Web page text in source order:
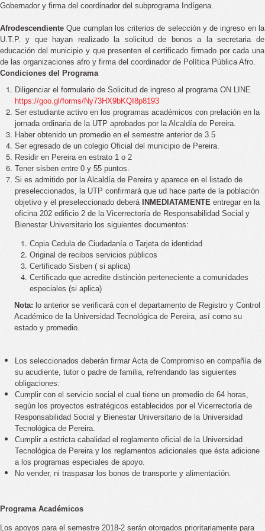
Gobernador y firma del coordinador del subprograma Indígena.
AfrodescendienteQue cumplan los criterios de selección y de ingreso en la
U.T.P. y que hayan realizado la solicitud de bonos a la secretaria de
educación del municipio y que presenten el certificado firmado por cada una
de las organizaciones afro y firma del coordinador de Política Pública Afro.
Condiciones del Programa
Diligenciar el formulario de Solicitud de ingreso al programa ON LINE
https://goo.gl/forms/Ny73HX9bKQI8p8193
Ser estudiante activo en los programas académicos con prelación en la
jornada ordinaria de la UTP aprobados por la Alcaldía de Pereira.
Haber obtenido un promedio en el semestre anterior de 3.5
Ser egresado de un colegio Oficial del municipio de Pereira.
Residir en Pereira en estrato 1 o 2
Tener sisben entre 0 y 55 puntos.
Si es admitido por la Alcaldía de Pereira y aparece en el listado de
preseleccionados, la UTP confirmará que ud hace parte de la población
objetivo y el preseleccionado deberá
INMEDIATAMENTE entregar en la
oficina 202 edificio 2 de la Vicerrectoría de Responsabilidad Social y
Bienestar Universitario los siguientes documentos:
Copia Cedula de Ciudadanía o Tarjeta de identidad
Original de recibos servicios públicos
Certificado Sisben ( si aplica)
Certificado que acredite distinción perteneciente a comunidades
especiales (si aplica)
Nota: lo anterior se verificará con el departamento de Registro y Control
Académico de la Universidad Tecnológica de Pereira, así como su
estado y promedio.
Los seleccionados deberán firmar Acta de Compromiso en compañía de
su acudiente, tutor o padre de familia, refrendando las siguientes
obligaciones:
Cumplir con el servicio social el cual tiene un promedio de 64 horas,
según los proyectos estratégicos establecidos por el Vicerrectoría de
Responsabilidad Social y Bienestar Universitario de la Universidad
Tecnológica de Pereira.
Cumplir a estricta cabalidad el reglamento oficial de la Universidad
Tecnológica de Pereira y los reglamentos adicionales que ésta adicione
a los programas especiales de apoyo.
No vender, ni traspasar los bonos de transporte y alimentación.
Programa Académicos
Los apoyos para el semestre 2018-2 serán otorgados prioritariamente para